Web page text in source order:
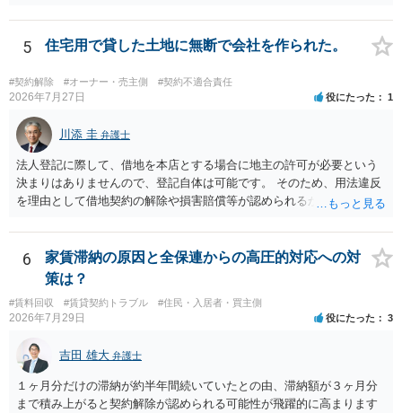
交渉である以上賃借人が拒んだ場合には入りませんが、提案するのは
良い方法と思います。
5 住宅用で貸した土地に無断で会社を作られた。
#契約解除 #オーナー・売主側 #契約不適合責任
2026年7月27日 役にたった 1
川添 圭 弁護士
法人登記に際して、借地を本店とする場合に地主の許可が必要という
決まりはありませんので、登記自体は可能です。 そのため、用法違反
を理由として借地契約の解除や損害賠償等が認められるかどうかが問
の建物を住居用に限定する（事業に使用しない）特約があると評価で
きるかどうかが重要でしょう（借地契約締結後に賃借人が建物を店舗
に改装したという事案で、住居に限定する特約までは存在しなかった
として契約解除を認めなかった裁判例があります）。契約条項の記載
や解釈の問題になりますので、弁護士へ直接相談されることをお勧め
します。
6
家賃滞納の原因と全保連からの高圧的対応への対
策は？
#賃料回収 #賃貸契約トラブル #住民・入居者・買主側
2026年7月29日 役にたった 3
吉田 雄大 弁護士
１ヶ月分だけの滞納が約半年間続いていたとの由、滞納額が３ヶ月分
まで積み上がると契約解除が認められる可能性が飛躍的に高まります